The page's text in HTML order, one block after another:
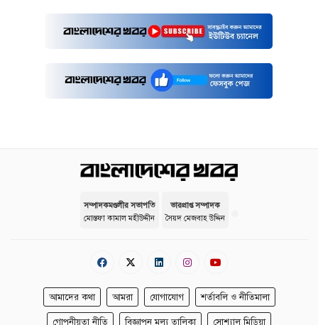
সম্পাদকমণ্ডলীর সভাপতি
মোস্তফা কামাল মহীউদ্দীন
ভারপ্রাপ্ত সম্পাদক
সৈয়দ মেজবাহ উদ্দিন
আমাদের কথা আমরা যোগাযোগ শর্তাবলি ও নীতিমালা
গোপনীয়তা নীতি বিজ্ঞাপন মূল্য তালিকা সোশ্যাল মিডিয়া